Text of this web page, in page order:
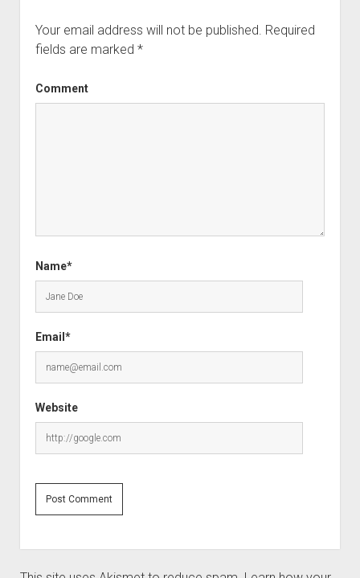
Your email address will not be published. Required
fields are marked *
Comment
Name*
Email*
Website